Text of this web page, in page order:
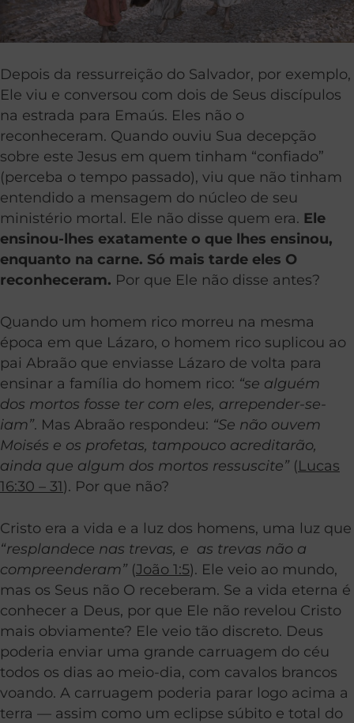
Depois da ressurreição do Salvador, por exemplo,
Ele viu e conversou com dois de Seus discípulos
na estrada para Emaús. Eles não o
reconheceram. Quando ouviu Sua decepção
sobre este Jesus em quem tinham “confiado”
(perceba o tempo passado), viu que não tinham
entendido a mensagem do núcleo de seu
ministério mortal. Ele não disse quem era. Ele
ensinou-lhes exatamente o que lhes ensinou,
enquanto na carne. Só mais tarde eles O
reconheceram. Por que Ele não disse antes?
Quando um homem rico morreu na mesma
época em que Lázaro, o homem rico suplicou ao
pai Abraão que enviasse Lázaro de volta para
ensinar a família do homem rico: “se alguém
dos mortos fosse ter com eles, arrepender-se-
iam”. Mas Abraão respondeu: “Se não ouvem
Moisés e os profetas, tampouco acreditarão,
ainda que algum dos mortos ressuscite”(Lucas
16:30 – 31). Por que não?
Cristo era a vida e a luz dos homens, uma luz que
“resplandece nas trevas, e as trevas não a
compreenderam” (João 1:5). Ele veio ao mundo,
mas os Seus não O receberam. Se a vida eterna é
conhecer a Deus, por que Ele não revelou Cristo
mais obviamente? Ele veio tão discreto. Deus
poderia enviar uma grande carruagem do céu
todos os dias ao meio-dia, com cavalos brancos
voando. A carruagem poderia parar logo acima a
terra — assim como um eclipse súbito e total do